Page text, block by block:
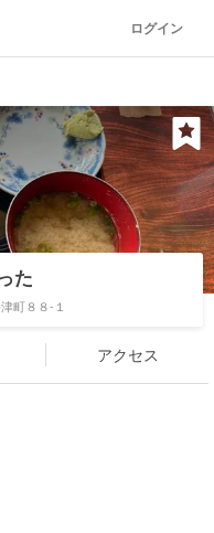
ログイン
た
町８８-１
アクセス